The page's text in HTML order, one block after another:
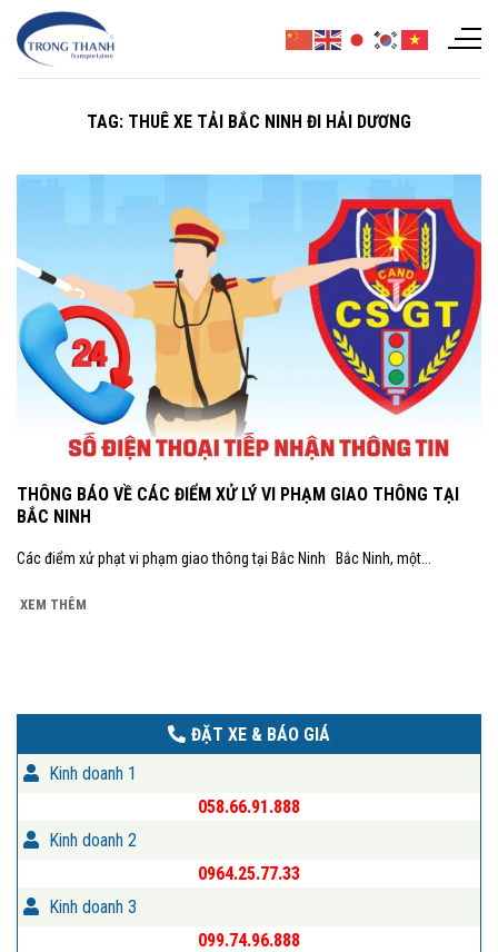
Chuyển
đến
TAG: THUÊ XE TẢI BẮC NINH ĐI HẢI DƯƠNG
THÔNG BÁO VỀ CÁC ĐIỂM XỬ LÝ VI PHẠM GIAO THÔNG TẠI
BẮC NINH
Các điểm xử phạt vi phạm giao thông tại Bắc Ninh Bắc Ninh, một...
XEM THÊM
ĐẶT XE & BÁO GIÁ
Kinh doanh 1
058.66.91.888
Kinh doanh 2
0964.25.77.33
Kinh doanh 3
099.74.96.888